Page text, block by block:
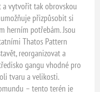
vytvořit tak obrovskou
přizpůsobit si
herním potřebám. Jsou
Thatos Pattern
reorganizovat a
gangu vhodné pro
tvaru a velikosti.
– tento terén je